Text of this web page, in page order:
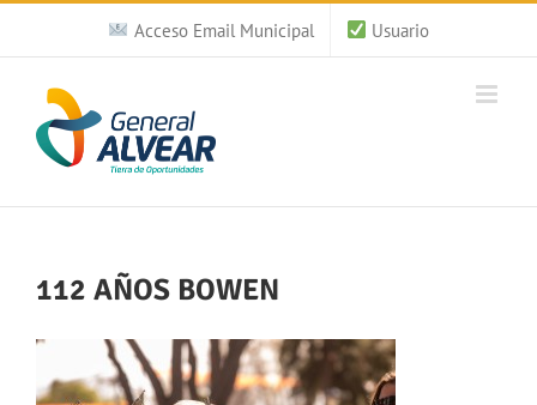
Saltar
contenido
Acceso Email Municipal Usuario
112 AÑOS BOWEN